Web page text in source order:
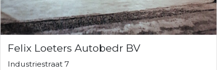
Felix Loeters Autobedr BV
Industriestraat 7